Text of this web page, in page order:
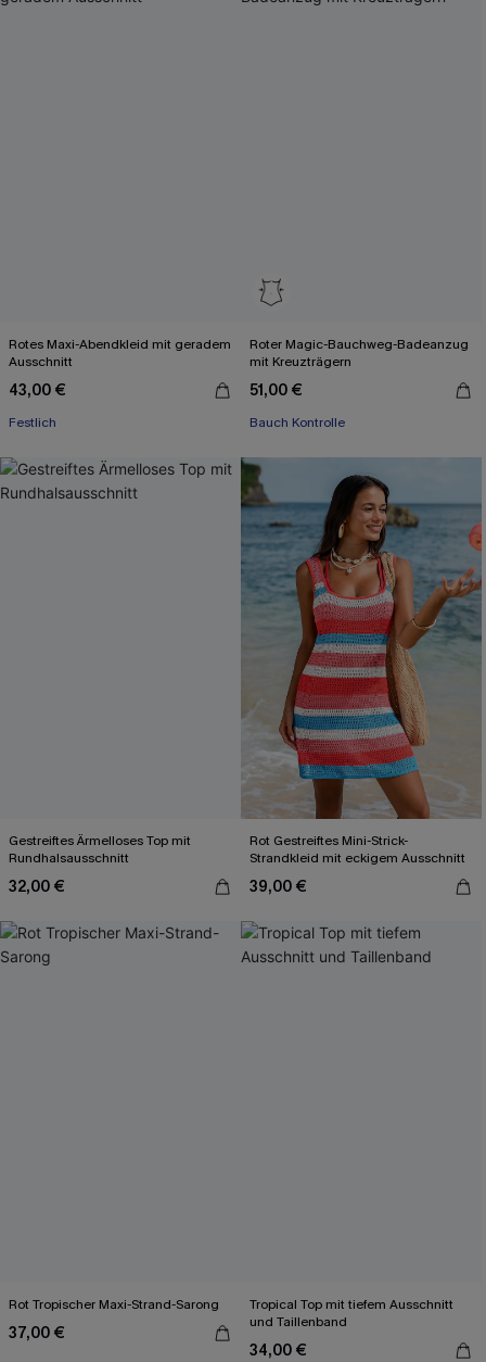
Rotes Maxi-Abendkleid mit geradem
Ausschnitt
43,00 €
Festlich
Roter Magic-Bauchweg-Badeanzug
mit Kreuzträgern
51,00 €
Bauch Kontrolle
Gestreiftes Ärmelloses Top mit
Rundhalsausschnitt
32,00 €
Rot Gestreiftes Mini-Strick-
Strandkleid mit eckigem Ausschnitt
39,00 €
Rot Tropischer Maxi-Strand-Sarong
37,00 €
Tropical Top mit tiefem Ausschnitt
und Taillenband
34,00 €